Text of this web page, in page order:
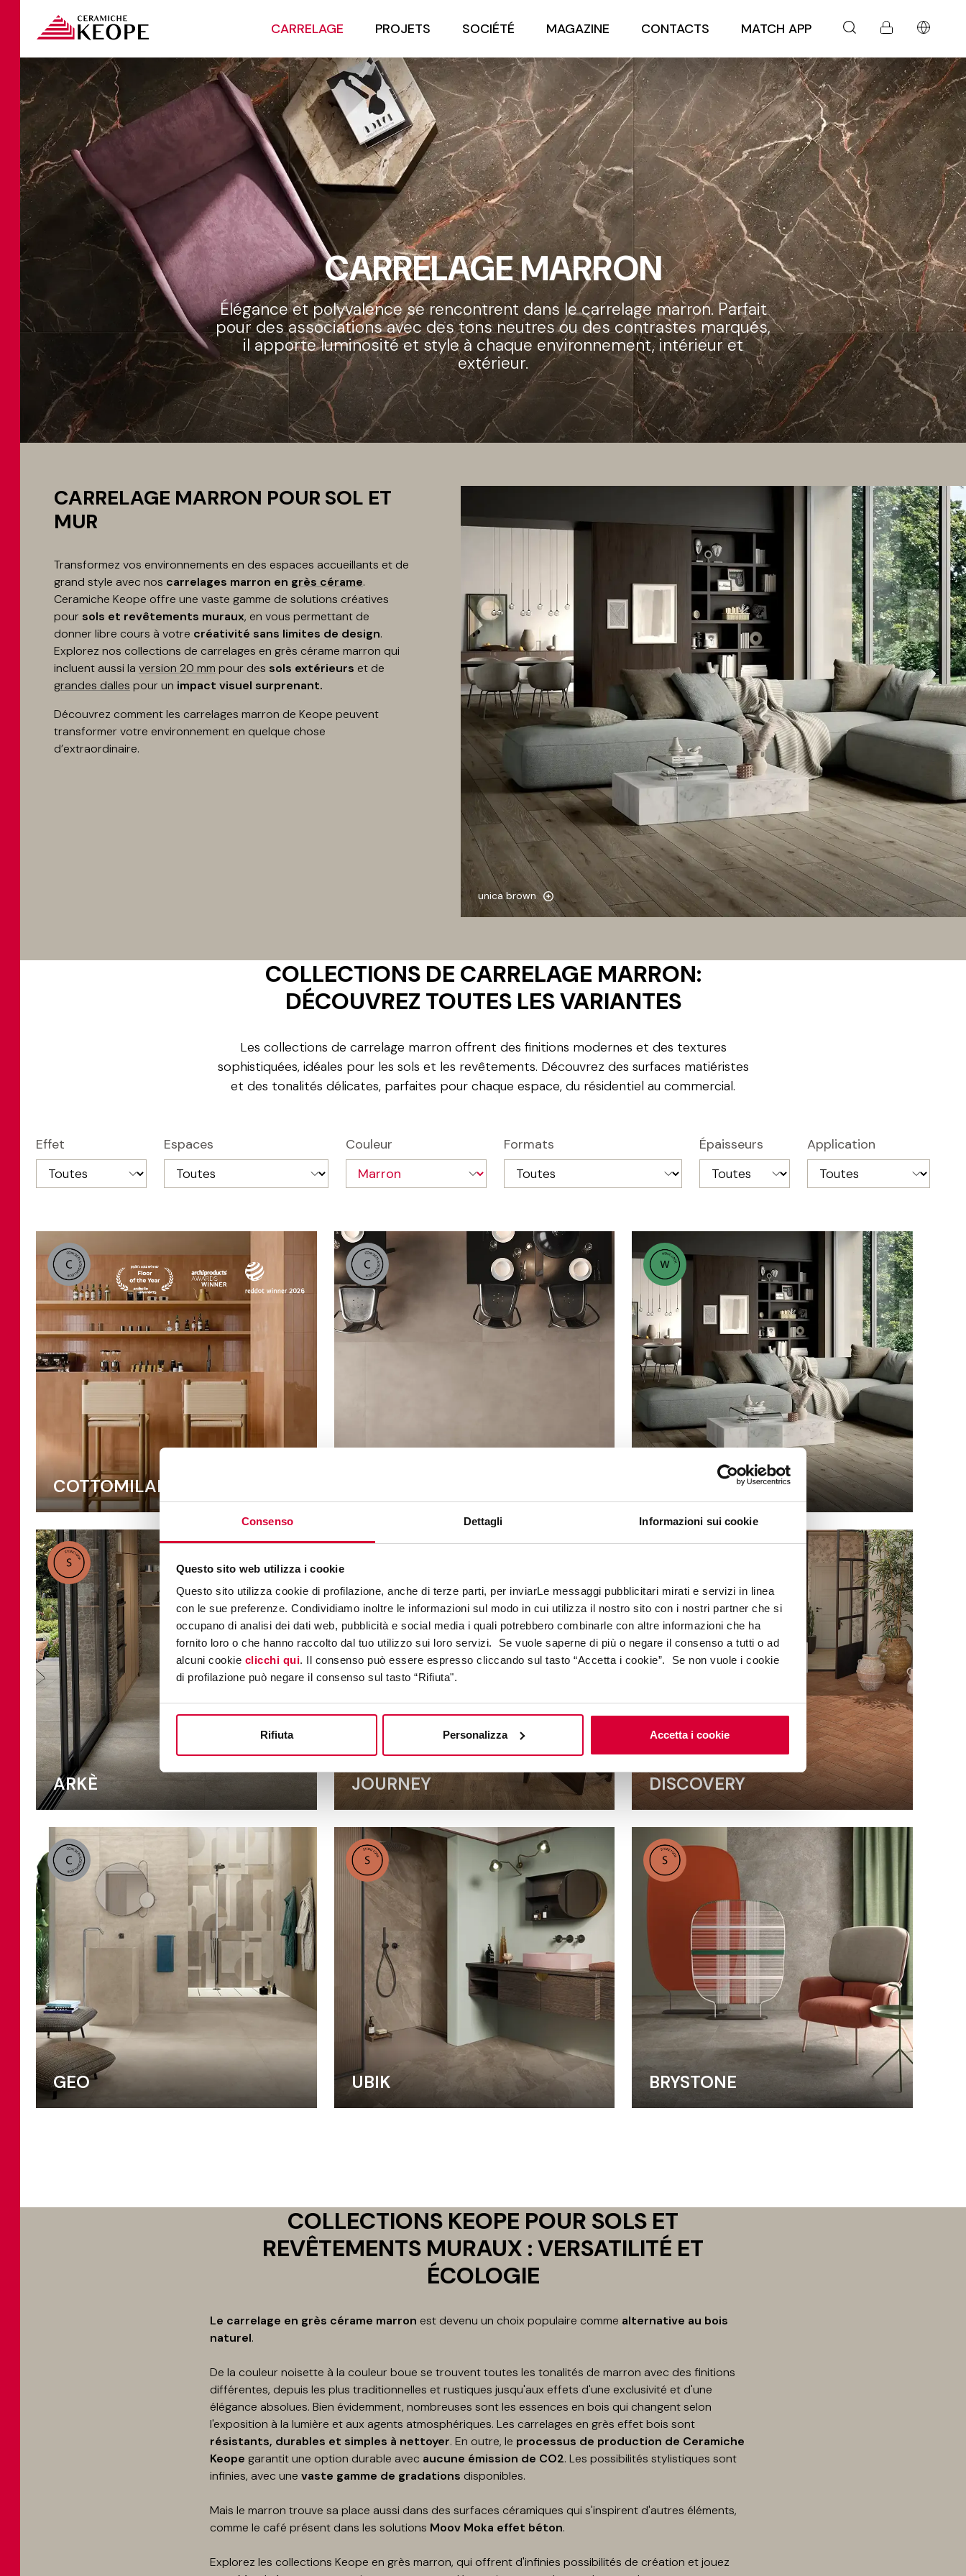
Consenso Dettagli Informazioni sui cookie
Questo sito web utilizza i cookie
Questo sito utilizza cookie di profilazione, anche di terze parti, per inviarLe messaggi pubblicitari mirati e servizi in linea
con le sue preferenze. Condividiamo inoltre le informazioni sul modo in cui utilizza il nostro sito con i nostri partner che si
occupano di analisi dei dati web, pubblicità e social media i quali potrebbero combinarle con altre informazioni che ha
fornito loro o che hanno raccolto dal tuo utilizzo sui loro servizi. Se vuole saperne di più o negare il consenso a tutti o ad
alcuni cookie clicchi qui. Il consenso può essere espresso cliccando sul tasto “Accetta i cookie”. Se non vuole i cookie
di profilazione può negare il consenso sul tasto “Rifiuta".
Rifiuta Personalizza Accetta i cookie
CARRELAGE PROJETS SOCIÉTÉ MAGAZINE CONTACTS MATCH APP
CARRELAGE MARRON
Élégance et polyvalence se rencontrent dans le carrelage marron. Parfait
pour des associations avec des tons neutres ou des contrastes marqués,
il apporte luminosité et style à chaque environnement, intérieur et
extérieur.
unica brown
CARRELAGE MARRON POUR SOL ET
MUR
Transformez vos environnements en des espaces accueillants et de
grand style avec nos carrelages marron en grès cérame.
Ceramiche Keope offre une vaste gamme de solutions créatives
poursols et revêtements muraux, en vous permettant de
donner libre cours à votre créativité sans limites de design.
Explorez nos collections de carrelages en grès cérame marron qui
incluent aussi laversion 20 mm pour dessols extérieurs et de
grandes dalles pour un impact visuel surprenant.
Découvrez comment les carrelages marron de Keope peuvent
transformer votre environnement en quelque chose
d’extraordinaire.
COLLECTIONS DE CARRELAGE MARRON:
DÉCOUVREZ TOUTES LES VARIANTES
Les collections de carrelage marron offrent des finitions modernes et des textures
sophistiquées, idéales pour les sols et les revêtements. Découvrez des surfaces matiéristes
et des tonalités délicates, parfaites pour chaque espace, du résidentiel au commercial.
Effet Espaces Couleur Formats Épaisseurs Application
COTTOMILANO
ARKÈ JOURNEY DISCOVERY
GEO UBIK BRYSTONE
COLLECTIONS KEOPE POUR SOLS ET
REVÊTEMENTS MURAUX : VERSATILITÉ ET
ÉCOLOGIE
Le carrelage en grès cérame marron est devenu un choix populaire comme alternative au bois
naturel.
De la couleur noisette à la couleur boue se trouvent toutes les tonalités de marron avec des finitions
différentes, depuis les plus traditionnelles et rustiques jusqu'aux effets d'une exclusivité et d'une
élégance absolues. Bien évidemment, nombreuses sont les essences en bois qui changent selon
l'exposition à la lumière et aux agents atmosphériques. Les carrelages en grès effet bois sont
résistants, durables et simples à nettoyer. En outre, le processus de production de Ceramiche
Keope garantit une option durable avec aucune émission de CO2. Les possibilités stylistiques sont
infinies, avec une vaste gamme de gradations disponibles.
Mais le marron trouve sa place aussi dans des surfaces céramiques qui s'inspirent d'autres éléments,
comme le café présent dans les solutions Moov Moka effet béton.
Explorez les collections Keope en grès marron, qui offrent d'infinies possibilités de création et jouez